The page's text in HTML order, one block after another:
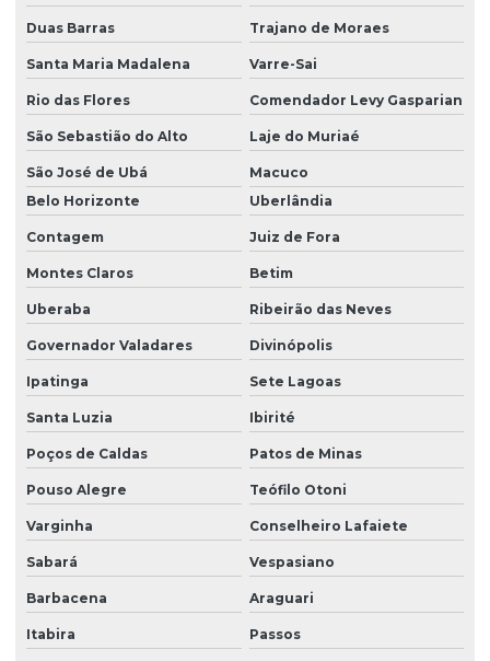
Duas Barras Trajano de Moraes
Santa Maria Madalena Varre-Sai
Rio das Flores Comendador Levy Gasparian
São Sebastião do Alto Laje do Muriaé
São José de Ubá
Macuco
Belo Horizonte
Uberlândia
Contagem Juiz de Fora
Montes Claros Betim
Uberaba Ribeirão das Neves
Governador Valadares Divinópolis
Ipatinga Sete Lagoas
Santa Luzia Ibirité
Poços de Caldas Patos de Minas
Pouso Alegre Teófilo Otoni
Varginha Conselheiro Lafaiete
Sabará Vespasiano
Barbacena Araguari
Itabira Passos